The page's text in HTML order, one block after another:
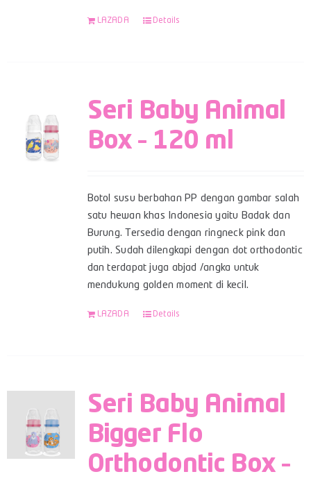
LAZADA Details
Seri Baby Animal
Box – 120 ml
Botol susu berbahan PP dengan gambar salah
satu hewan khas Indonesia yaitu Badak dan
Burung. Tersedia dengan ringneck pink dan
putih. Sudah dilengkapi dengan dot orthodontic
dan terdapat juga abjad /angka untuk
mendukung golden moment di kecil.
LAZADA Details
Seri Baby Animal
Bigger Flo
Orthodontic Box –